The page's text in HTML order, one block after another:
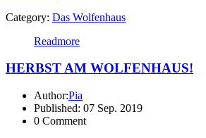
Category: Das Wolfenhaus
Readmore
HERBST AM WOLFENHAUS!
Author:Pia
Published: 07 Sep. 2019
0 Comment